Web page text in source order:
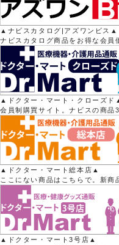
▲ナビスカタログ|アズワンビス▲
ナビスカタログ商品をお得な会員
▲ドクター・マート・クローズド
会員制購買サイト。ナビスの商品
▲ドクター・マート総本店▲
ここにない商品はこちらで。新商
▲ドクター・マート3号店▲